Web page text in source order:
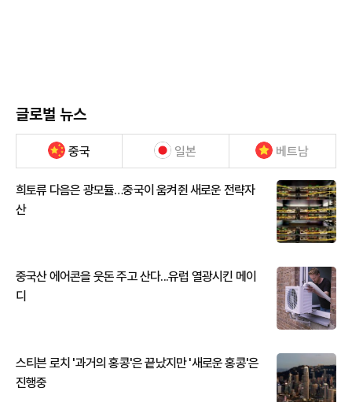
글로벌 뉴스
중국 일본 베트남
희토류 다음은 광모듈…중국이 움켜쥔 새로운 전략자
산
중국산 에어콘을 웃돈 주고 산다...유럽 열광시킨 메이
디
스티븐 로치 '과거의 홍콩'은 끝났지만 '새로운 홍콩'은
진행중